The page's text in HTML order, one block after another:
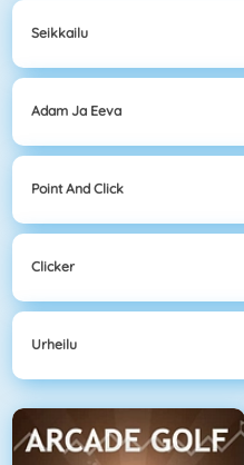
Seikkailu
Adam Ja Eeva
Point And Click
Clicker
Urheilu